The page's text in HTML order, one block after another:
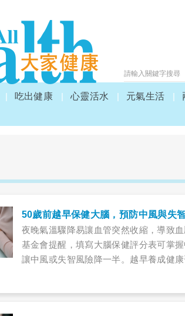
吃出健康 心靈活水 元氣生活
50歲前越早保健大腦，預防中風與失
夜晚氣溫驟降易讓血管突然收縮，導致
基金會提醒，填寫大腦保健評分表可掌
讓中風或失智風險降一半。越早養成健康